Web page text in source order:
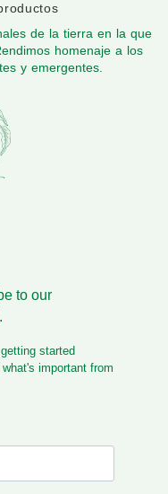
de la tierra en la que
homenaje a los
y emergentes.